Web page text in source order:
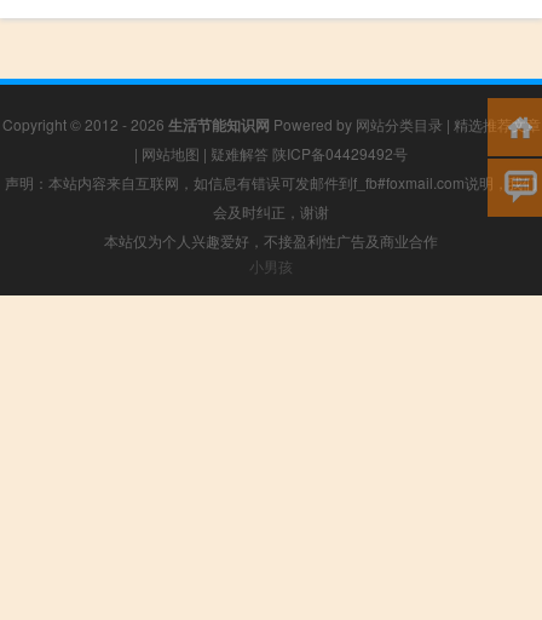
Copyright © 2012 - 2026 生活节能知识网 Powered by 网站分类目录 | 精选推荐文章
| 网站地图 | 疑难解答 陕ICP备04429492号
声明：本站内容来自互联网，如信息有错误可发邮件到f_fb#foxmail.com说明，我们
会及时纠正，谢谢
本站仅为个人兴趣爱好，不接盈利性广告及商业合作
小男孩